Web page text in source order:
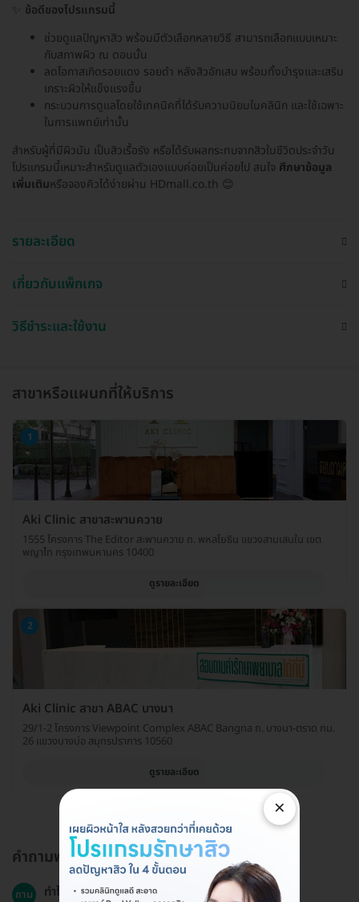
ข้อดีของโปรแกรมนี้
ช่วยดูแลปัญหาสิว พร้อมมีตัวเลือกหลายวิธี สามารถเลือกแบบเหมาะ
กับสภาพผิว ณ ตอนนั้น
ลดโอกาสเกิดรอยแดง รอยดำ หลังสิวอักเสบ พร้อมทั้งบำรุงและเสริม
เกราะผิวให้แข็งแรงขึ้น
กระบวนการดูแลโดยใช้เทคนิคที่ได้รับความนิยมในคลินิก และใช้เฉพาะ
ในการแพทย์เท่านั้น
สำหรับผู้ที่มีผิวมัน เป็นสิวเรื้อรัง หรือได้รับผลกระทบจากสิวในชีวิตประจำวัน
โปรแกรมนี้เหมาะสำหรับดูแลตัวเองแบบค่อยเป็นค่อยไป สนใจ ศึกษาข้อมูล
เพิ่มเติมหรือจองคิวได้ง่ายผ่าน HDmall.co.th 😊
รายละเอียด
เกี่ยวกับแพ็กเกจ
วิธีชำระและใช้งาน
สาขาหรือแผนกที่ให้บริการ
1
Aki Clinic สาขาสะพานควาย
1555 โครงการ The Editor สะพานควาย ถ. พหลโยธิน แขวงสามเสนใน เขต
พญาไท กรุงเทพมหานคร 10400
ดูรายละเอียด
2
Aki Clinic สาขา ABAC บางนา
29/1-2 โครงการ Viewpoint Complex ABAC Bangna ถ. บางนา-ตราด กม.
26 แขวงบางบ่อ สมุทรปราการ 10560
ดูรายละเอียด
คำถามพบบ่อย
ถาม ทำไมควรเลือกโปรแกรมนี้?
×